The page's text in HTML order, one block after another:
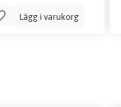
Lägg i varukorg